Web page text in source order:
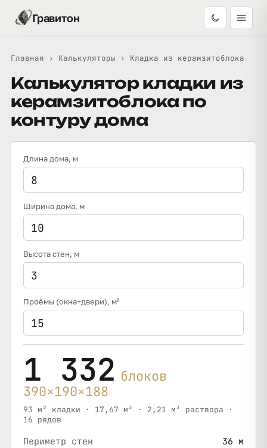
Гравитон
Главная › Калькуляторы › Кладка из керамзитоблока
Калькулятор кладки из
керамзитоблока по
контуру дома
Длина дома, м
Ширина дома, м
Высота стен, м
Проёмы (окна+двери), м²
1 332 блоков
390×190×188
93 м² кладки · 17,67 м³ · 2,21 м³ раствора ·
16 рядов
Периметр стен
36 м